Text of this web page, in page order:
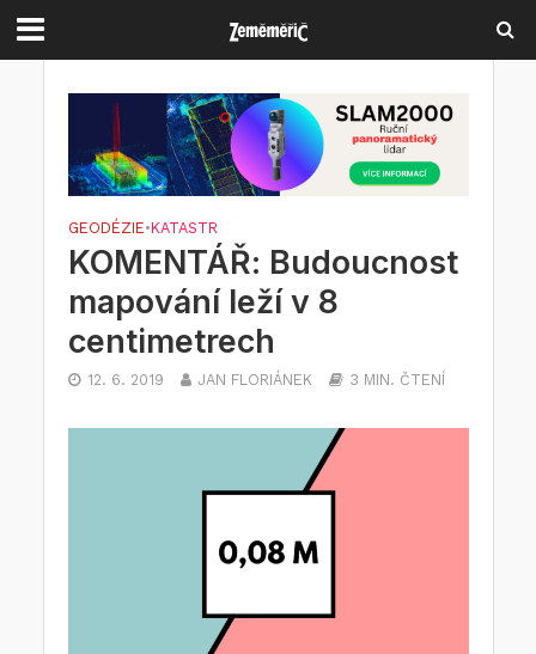
GEODÉZIE•KATASTR
KOMENTÁŘ: Budoucnost
mapování leží v 8
centimetrech
12. 6. 2019 JAN FLORIÁNEK 3 MIN. ČTENÍ